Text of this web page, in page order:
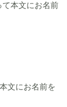
て本文にお名前
文にお名前を